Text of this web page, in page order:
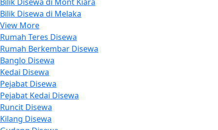
Bilik Disewa di Melaka
View More
Rumah Teres Disewa
Rumah Berkembar Disewa
Banglo Disewa
Kedai Disewa
Pejabat Disewa
Pejabat Kedai Disewa
Runcit Disewa
Kilang Disewa